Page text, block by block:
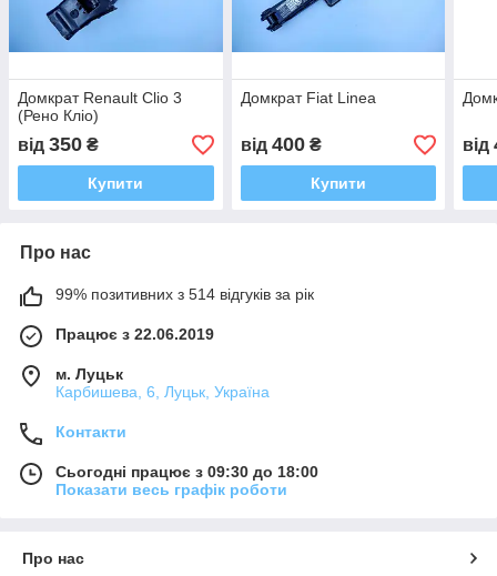
Домкрат Renault Clio 3
(Рено Кліо)
від 350 ₴
Купити
Домкрат Fiat Linea
від 400₴
Купити
від
Про нас
99% позитивних з 514 відгуків за рік
Працює з 22.06.2019
м. Луцьк
Карбишева, 6, Луцьк, Україна
Контакти
Сьогодні працює з 09:30 до 18:00
Показати весь графік роботи
Про нас